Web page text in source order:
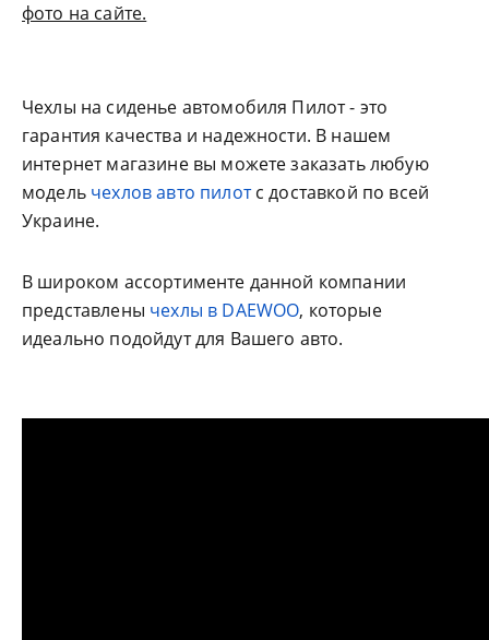
фото на сайте.
Чехлы на сиденье автомобиля Пилот - это
гарантия качества и надежности. В нашем
интернет магазине вы можете заказать любую
модель чехлов авто пилотс доставкой по всей
Украине.
В широком ассортименте данной компании
представлены чехлы в DAEWOO, которые
идеально подойдут для Вашего авто.